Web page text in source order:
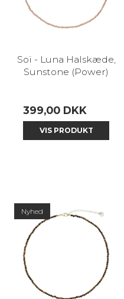
Soï - Luna Halskæde,
Sunstone (Power)
399,00 DKK
VIS PRODUKT
Nyhed